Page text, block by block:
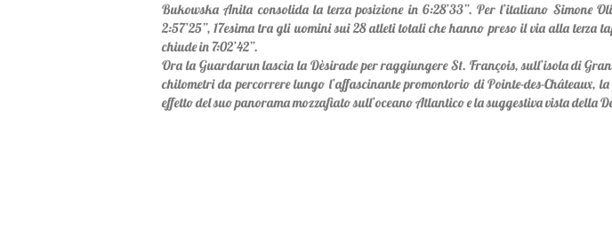
Bukowska Anita consolida la terza posizione in 6:28’33”. Per l’italiano Simone
2:57’25”, 17esima tra gli uomini sui 28 atleti totali che hanno preso il via alla terza
chiude in 7:02’42”.
Ora la Guardarun lascia la Dèsirade per raggiungere St. François, sull’isola di
chilometri da percorrere lungo l’affascinante promontorio di Pointe-des-
effetto del suo panorama mozzafiato sull’oceano Atlantico e la suggestiva vista della